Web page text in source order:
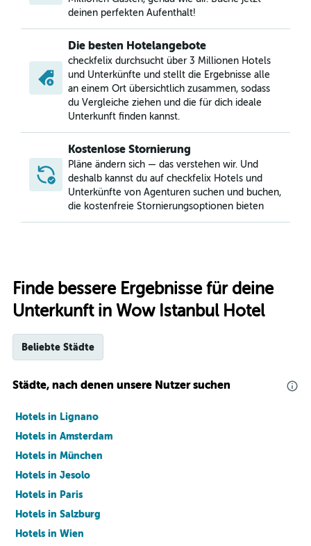
deinen perfekten Aufenthalt!
Die besten Hotelangebote
checkfelix durchsucht über 3 Millionen Hotels
und Unterkünfte und stellt die Ergebnisse alle
an einem Ort übersichtlich zusammen, sodass
du Vergleiche ziehen und die für dich ideale
Unterkunft finden kannst.
Kostenlose Stornierung
Pläne ändern sich — das verstehen wir. Und
deshalb kannst du auf checkfelix Hotels und
Unterkünfte von Agenturen suchen und buchen,
die kostenfreie Stornierungsoptionen bieten
Finde bessere Ergebnisse für deine
Unterkunft in Wow Istanbul Hotel
Beliebte Städte
Städte, nach denen unsere Nutzer suchen
Hotels in Lignano
Hotels in Amsterdam
Hotels in München
Hotels in Jesolo
Hotels in Paris
Hotels in Salzburg
Hotels in Wien